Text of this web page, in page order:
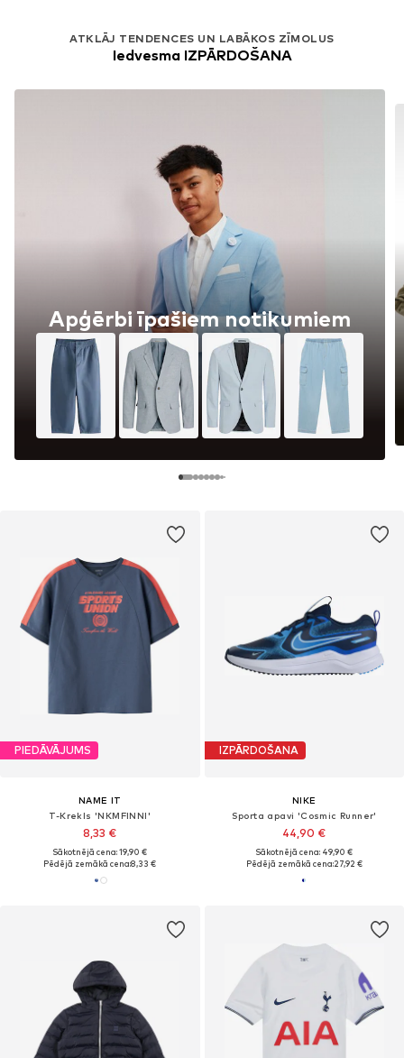
PIEDĀVĀJUMS
NAME IT
T-Krekls 'NKMFINNI'
8,33 €
Sākotnējā cena: 19,90 €
Pēdējā zemākā cena:8,33 €
ATKLĀJ TENDENCES UN LABĀKOS ZĪMOLUS
Iedvesma IZPĀRDOŠANA
Apģērbi īpašiem notikumiem
IZPĀRDOŠANA
NIKE
Sporta apavi 'Cosmic Runner'
44,90 €
Sākotnējā cena: 49,90 €
Pēdējā zemākā cena:27,92 €